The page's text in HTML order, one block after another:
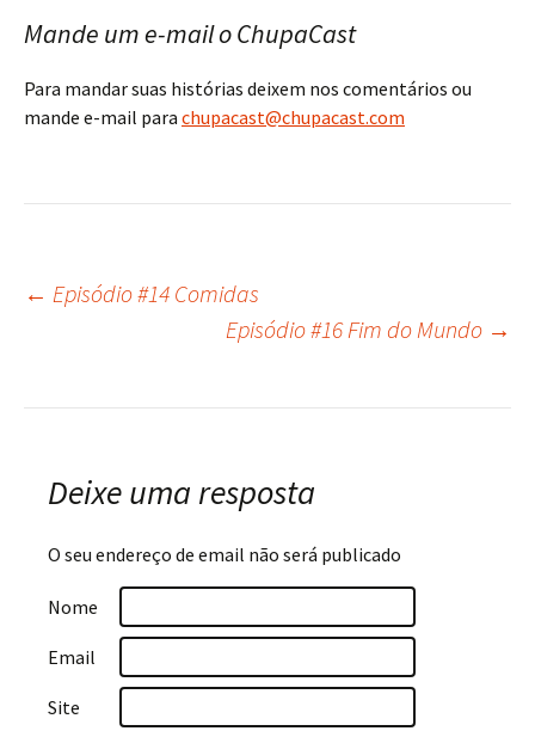
Mande um e-mail o ChupaCast
Para mandar suas histórias deixem nos comentários ou
mande e-mail para chupacast@chupacast.com
Navegação
do
post
← Episódio #14 Comidas
Episódio #16 Fim do Mundo →
Deixe uma resposta
O seu endereço de email não será publicado
Nome
Email
Site